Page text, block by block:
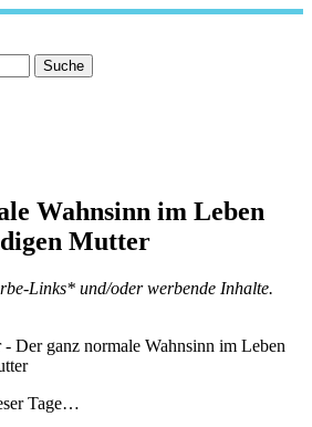
Wahnsinn im Leben
Mutter
Links* und/oder werbende Inhalte.
Tage…